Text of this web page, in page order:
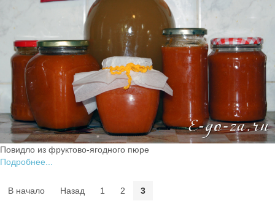
Повидло из фруктово-ягодного пюре
Подробнее...
В начало Назад 1 2 3